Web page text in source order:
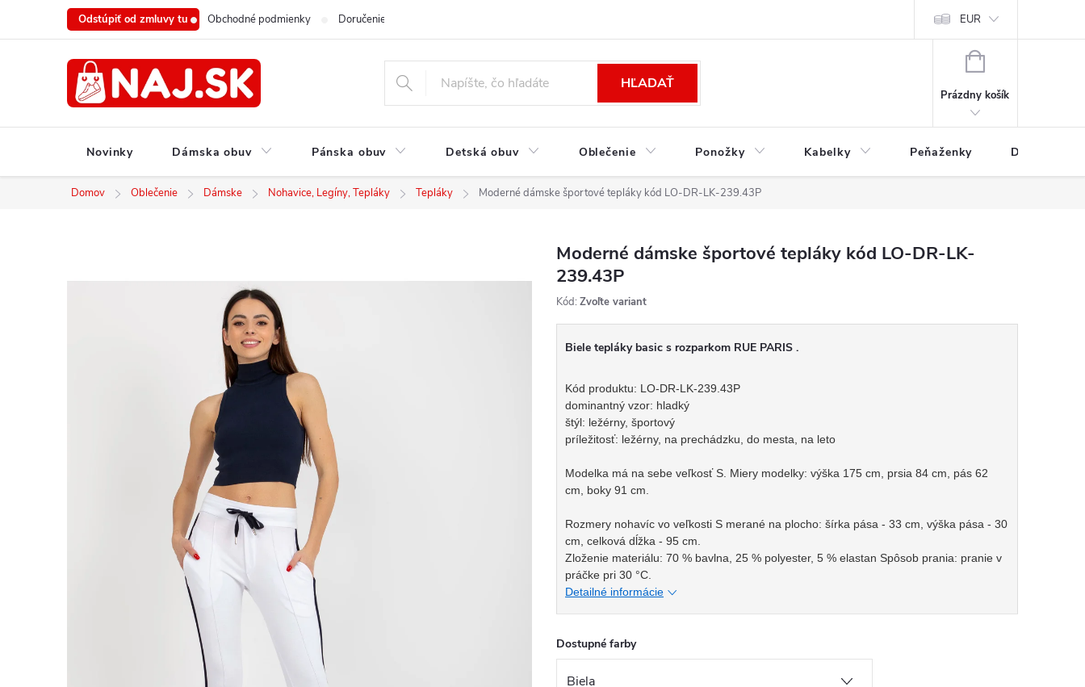
Odstúpiť od zmluvy tu Obchodné podmienky Doručenie a platba Podmienky ochrany osobných údajov
EUR
HĽADAŤ
NÁKUPNÝ
Prázdny košík
Novinky Dámska obuv Pánska obuv Detská obuv Oblečenie Ponožky Kabelky Peňaženky Drogéria
Domov Oblečenie Dámske Nohavice, Legíny, Tepláky Tepláky Moderné dámske športové tepláky kód LO-DR-LK-239.43P
Moderné dámske športové tepláky kód LO-DR-LK-
239.43P
Kód: Zvoľte variant
Biele tepláky basic s rozparkom RUE PARIS .
Kód produktu: LO-DR-LK-239.43P
dominantný vzor: hladký
štýl: ležérny, športový
príležitosť: ležérny, na prechádzku, do mesta, na leto
Modelka má na sebe veľkosť S. Miery modelky: výška 175 cm, prsia 84 cm, pás 62
cm, boky 91 cm.
Rozmery nohavíc vo veľkosti S merané na plocho: šírka pása - 33 cm, výška pása - 30
cm, celková dĺžka - 95 cm.
Zloženie materiálu: 70 % bavlna, 25 % polyester, 5 % elastan Spôsob prania: pranie v
práčke pri 30 °C.
Detailné informácie
Dostupné farby